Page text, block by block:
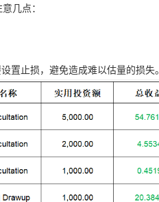
几点：
置止损，避免造成难以估量的损失。